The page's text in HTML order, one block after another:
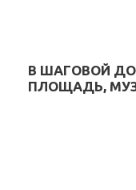
В ШАГОВОЙ
ПЛОЩАДЬ,